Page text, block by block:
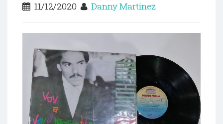
11/12/2020 Danny Martinez